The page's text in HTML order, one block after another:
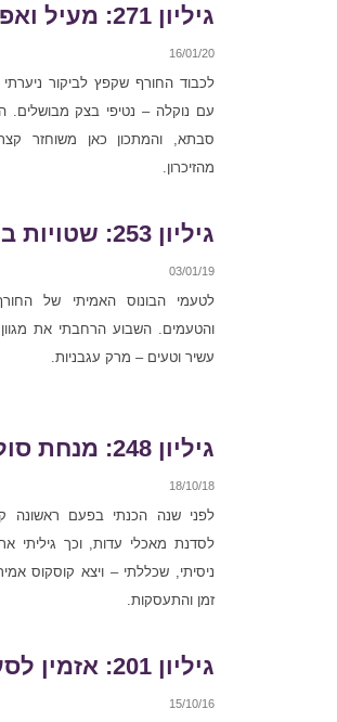
גיליון 271: מעיל ואפונה
16/01/20
לכבוד החורף שקפץ לביקור
עם נוקלה – נטיפי בצק מבושלים.
סבתא, והמתכון כאן משוחזר
מהזיכרון.
גיליון 253: שטויות במיץ עגבניות
03/01/19
לטעמי הבונוס האמיתי של
והטעמים. השבוע הרחבתי את
עשיר וטעים – מרק עגבניות.
גיליון 248: מנחת סולת
18/10/18
לפני שנה הכנתי בפעם ראשונה
לסדנת מאכלי עדות, וכך גיליתי
ניסיתי, שכללתי – ויצא קוסקוס
זמן והתעסקות.
גיליון 201: אזמין לסעודתי
15/10/16